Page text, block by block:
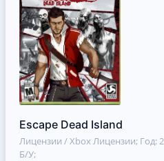
Escape Dead Island
Лицензии / Xbox Лицензии; Год:
Б/У;